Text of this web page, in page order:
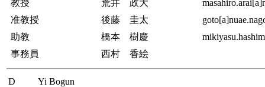
教授 荒井 政大
准教授
後藤 圭太
助教
橋本 樹慶
事務員
西村 香絵
D
Yi Bogun